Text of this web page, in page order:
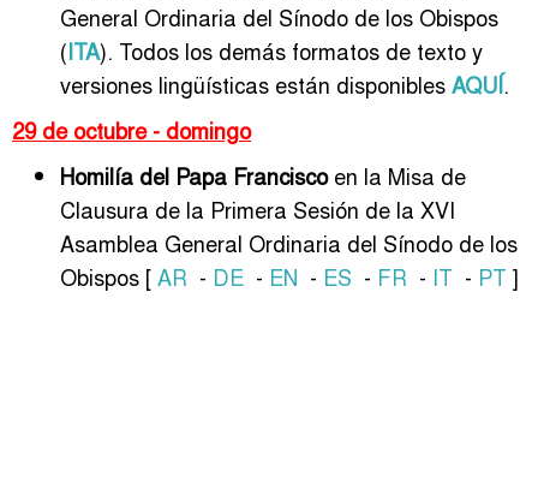
General Ordinaria del Sínodo de los Obispos
(ITA). Todos los demás formatos de texto y
versiones lingüísticas están disponiblesAQUÍ.
29 de octubre - domingo
Homilía del Papa Franciscoen la Misa de
Clausura de la Primera Sesión de la XVI
Asamblea General Ordinaria del Sínodo de los
Obispos [AR - DE - EN - ES - FR - IT - PT ]